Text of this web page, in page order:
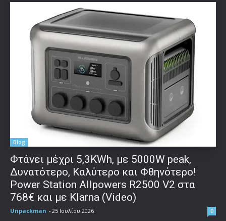
Blog
Φτάνει μέχρι 5,3KWh, με 5000W peak,
Δυνατότερο, Καλύτερο και Φθηνότερο!
Power Station Allpowers R2500 V2 στα
768€ και με Klarna (Video)
Unpackman - 25 Ιουλίου 2026 0